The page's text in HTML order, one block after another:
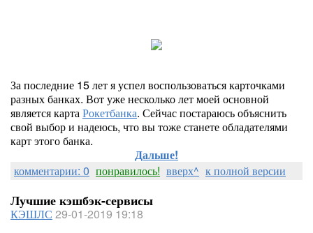
За последние 15 лет я успел воспользоваться карточками
разных банках. Вот уже несколько лет моей основной
является картаРокетбанка. Сейчас постараюсь объяснить
свой выбор и надеюсь, что вы тоже станете обладателями
карт этого банка.
Дальше!
комментарии: 0 понравилось! вверх^ к полной версии
Лучшие кэшбэк-сервисы
КЭШЛС 29-01-2019 19:18